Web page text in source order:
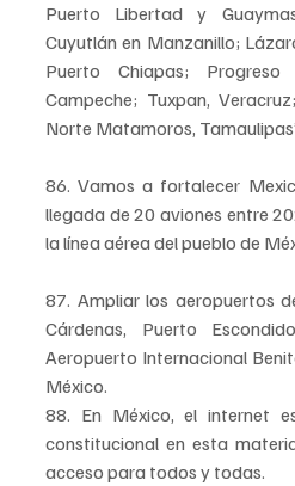
Puerto Libertad y
Cuyutlán en Manzanillo;
Puerto Chiapas; Progreso
Campeche; Tuxpan,
Norte Matamoros,
86. Vamos a fortalecer
llegada de 20 aviones entre
la línea aérea del pueblo de
87. Ampliar los aeropuertos
Cárdenas, Puerto
Aeropuerto Internacional
México.
88. En México, el internet
constitucional en esta
acceso para todos y todas.